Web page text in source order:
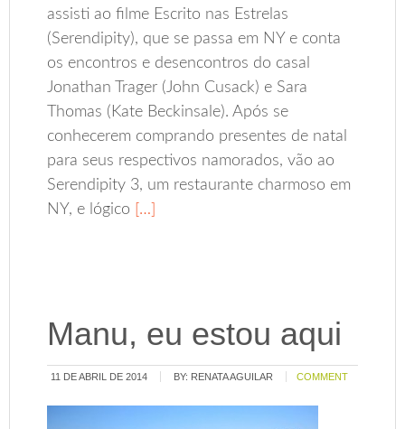
assisti ao filme Escrito nas Estrelas
(Serendipity), que se passa em NY e conta
os encontros e desencontros do casal
Jonathan Trager (John Cusack) e Sara
Thomas (Kate Beckinsale). Após se
conhecerem comprando presentes de natal
para seus respectivos namorados, vão ao
Serendipity 3, um restaurante charmoso em
NY, e lógico […]
Manu, eu estou aqui
11 DE ABRIL DE 2014 BY: RENATA AGUILAR COMMENT